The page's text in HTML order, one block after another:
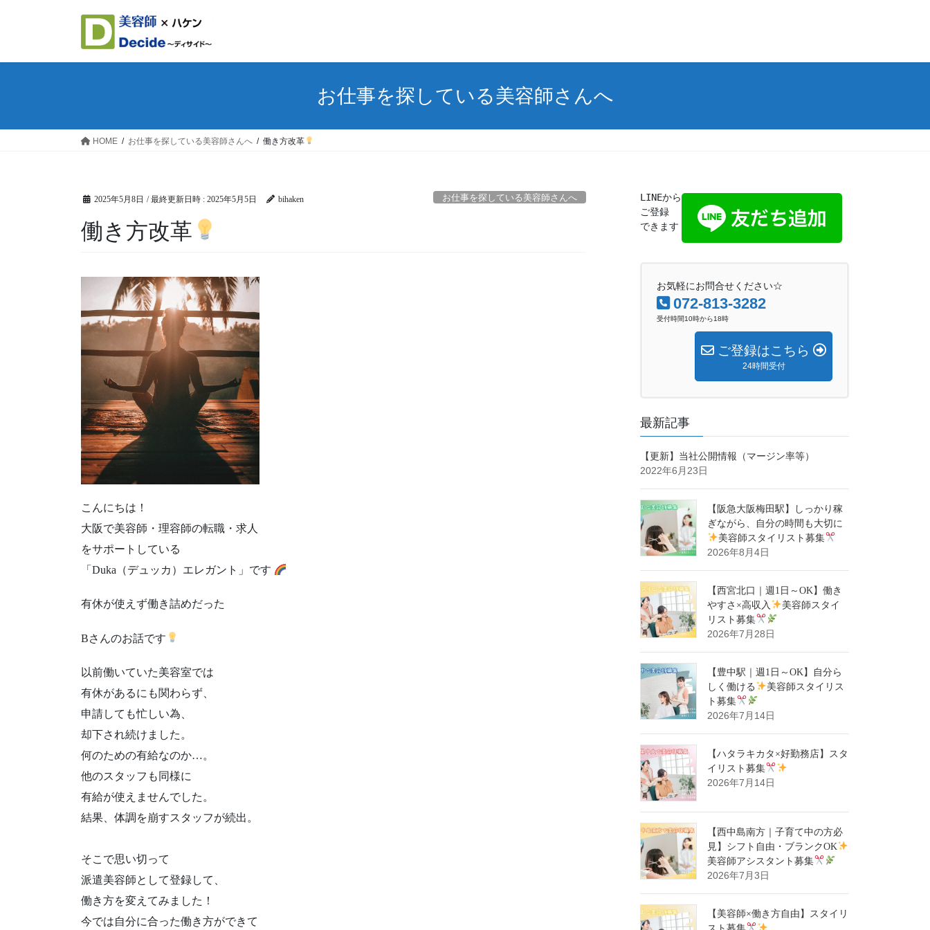
お仕事を探している美容師さんへ
HOME お仕事を探している美容師さんへ 働き方改革
2025年5月8日 / 最終更新日時 : 2025年5月5日 bihaken お仕事を探している美容師さんへ
働き方改革
こんにちは！
大阪で美容師・理容師の転職・求人
をサポートしている
「Duka（デュッカ）エレガント」です
有休が使えず働き詰めだった
Bさんのお話です
以前働いていた美容室では
有休があるにも関わらず、
申請しても忙しい為、
却下され続けました。
何のための有給なのか…。
他のスタッフも同様に
有給が使えませんでした。
結果、体調を崩すスタッフが続出。
そこで思い切って
派遣美容師として登録して、
働き方を変えてみました！
今では自分に合った働き方ができて
LINEから
ご登録
できます
お気軽にお問合せください☆
072-813-3282
受付時間10時から18時
ご登録はこちら
24時間受付
最新記事
【更新】当社公開情報（マージン率等）
2022年6月23日
【阪急大阪梅田駅】しっかり稼
ぎながら、自分の時間も大切に
美容師スタイリスト募集
2026年8月4日
【西宮北口｜週1日～OK】働き
やすさ×高収入
美容師スタイ
リスト募集
2026年7月28日
【豊中駅｜週1日～OK】自分ら
しく働ける
美容師スタイリス
ト募集
2026年7月14日
【ハタラキカタ×好勤務店】スタ
イリスト募集
2026年7月14日
【西中島南方｜子育て中の方必
見】シフト自由・ブランクOK
美容師アシスタント募集
2026年7月3日
【美容師×働き方自由】スタイリ